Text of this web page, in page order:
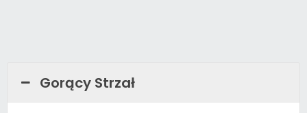
Gorący Strzał